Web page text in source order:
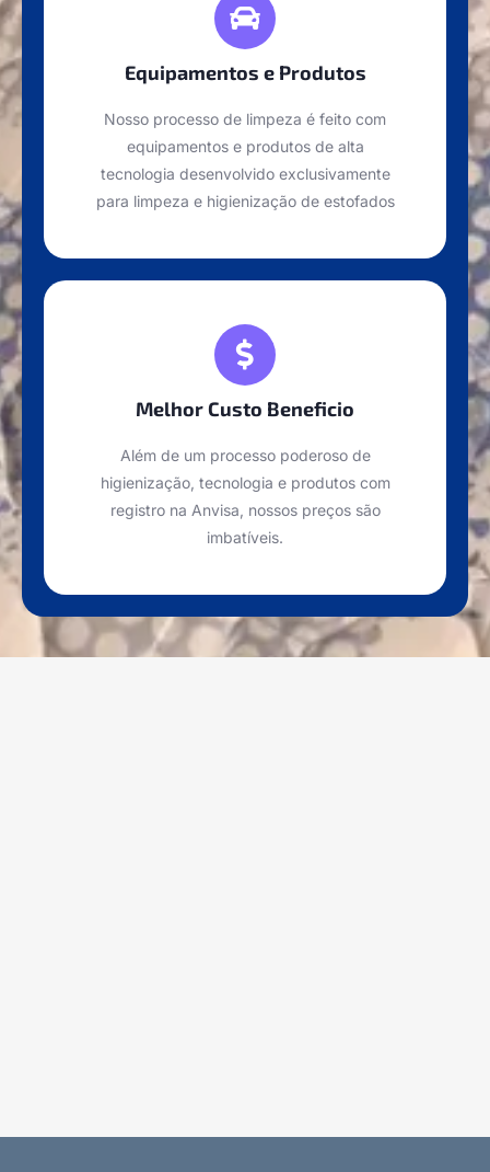
Equipamentos e Produtos
Nosso processo de limpeza é feito com
equipamentos e produtos de alta
tecnologia desenvolvido exclusivamente
para limpeza e higienização de estofados
Melhor Custo Beneficio
Além de um processo poderoso de
higienização, tecnologia e produtos com
registro na Anvisa, nossos preços são
imbatíveis.